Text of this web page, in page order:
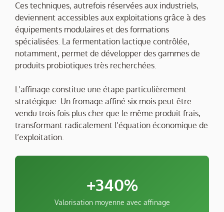
Ces techniques, autrefois réservées aux industriels,
deviennent accessibles aux exploitations grâce à des
équipements modulaires et des formations
spécialisées. La fermentation lactique contrôlée,
notamment, permet de développer des gammes de
produits probiotiques très recherchées.
L’affinage constitue une étape particulièrement
stratégique. Un fromage affiné six mois peut être
vendu trois fois plus cher que le même produit frais,
transformant radicalement l’équation économique de
l’exploitation.
+340%
Valorisation moyenne avec affinage